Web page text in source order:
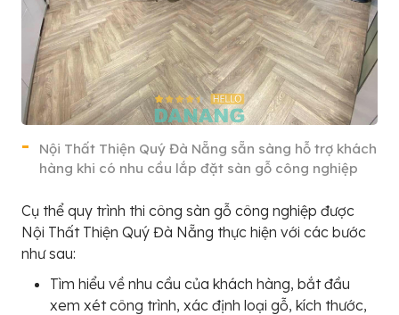
Nội Thất Thiện Quý Đà Nẵng sẵn sàng hỗ trợ khách
hàng khi có nhu cầu lắp đặt sàn gỗ công nghiệp
Cụ thể quy trình thi công sàn gỗ công nghiệp được
Nội Thất Thiện Quý Đà Nẵng thực hiện với các bước
như sau:
Tìm hiểu về nhu cầu của khách hàng, bắt đầu
xem xét công trình, xác định loại gỗ, kích thước,